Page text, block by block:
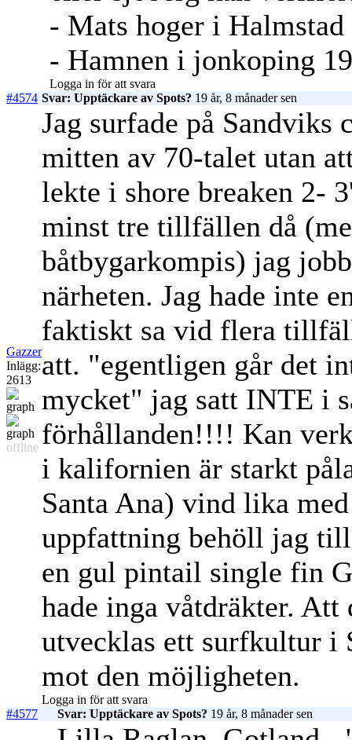
- Mats hoger i Halmstad
- Hamnen i jonkoping
Logga in för att svara
#4574 Svar: Upptäckare av Spots? 19 år, 8 månader sen
Gazzer
Inlägg:
2613
offline
Jag surfade på Sandviks
mitten av 70-talet utan
lekte i shore breaken 2-
minst tre tillfällen då
båtbygarkompis) jag
närheten. Jag hade inte
faktiskt sa vid flera
att. "egentligen går det
mycket" jag satt INTE i
förhållanden!!!! Kan
i kalifornien är starkt
Santa Ana) vind lika
uppfattning behöll jag
en gul pintail single fin
hade inga våtdräkter. Att
utvecklas ett surfkultur i
mot den möjligheten.
Logga in för att svara
#4577
Svar: Upptäckare av Spots? 19 år, 8 månader sen